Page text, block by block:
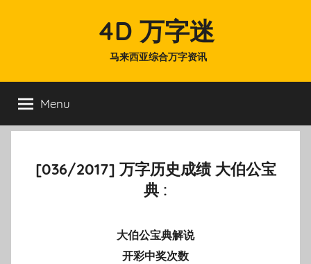
4D 万字迷
马来西亚综合万字资讯
Menu
[036/2017] 万字历史成绩 大伯公宝
典 :
大伯公宝典解说
开彩中奖次数